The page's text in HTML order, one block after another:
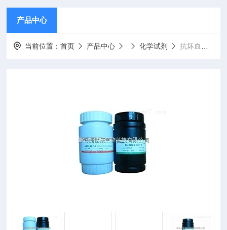
产品中心
当前位置：首页 产品中心 化学试剂 抗坏血酸（AsA）含量测试盒